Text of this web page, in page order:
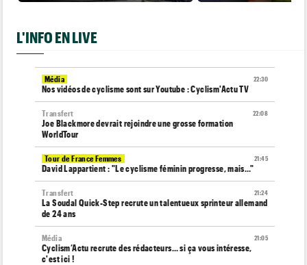
L'INFO EN LIVE
22:30
Média
Nos vidéos de cyclisme sont sur Youtube : Cyclism'Actu TV
22:08
Transfert
Joe Blackmore devrait rejoindre une grosse formation
WorldTour
21:45
Tour de France Femmes
David Lappartient : "Le cyclisme féminin progresse, mais…"
21:24
Transfert
La Soudal Quick-Step recrute un talentueux sprinteur allemand
de 24 ans
21:05
Média
Cyclism’Actu recrute des rédacteurs… si ça vous intéresse,
c'est ici !